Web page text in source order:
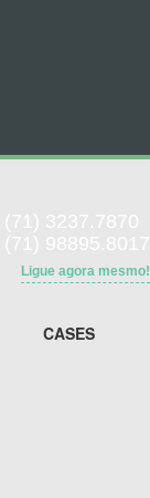
Ligue agora mesmo!
CASES